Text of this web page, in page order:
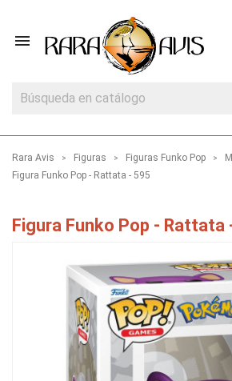

Rara Avis Figuras Figuras Funko Pop
Figura Funko Pop - Rattata - 595
Figura Funko Pop - Rattata